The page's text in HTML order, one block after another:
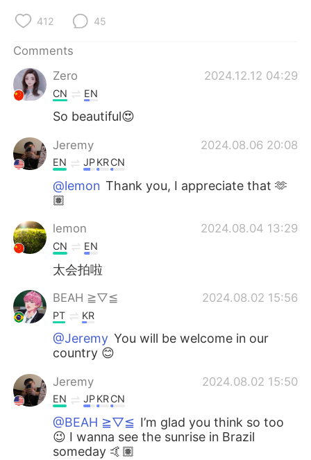
412 45
Comments
Zero
2024.12.12 04:29
CN EN
So beautiful😍
Jeremy 2024.08.06 20:08
EN JPKRCN
@lemon Thank you, I appreciate that 🫶
🏽
lemon 2024.08.04 13:29
CN EN
太会拍啦
BEAH ≧⁠▽⁠≦ 2024.08.02 15:56
PT KR
@Jeremy You will be welcome in our
country 😊
Jeremy 2024.08.02 15:50
EN JPKRCN
@BEAH ≧⁠▽⁠≦ I’m glad you think so too
😉 I wanna see the sunrise in Brazil
someday 🤙🏽